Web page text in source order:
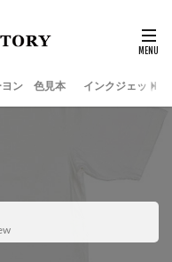
ヨン 色見本 インクジェット